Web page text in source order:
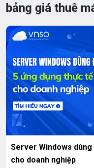
bảng giá thuê
Server Windows
cho doanh nghiệp